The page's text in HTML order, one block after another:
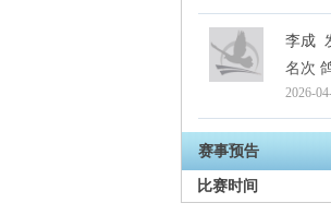
李成
名次
2026-
赛事预告
比赛时间